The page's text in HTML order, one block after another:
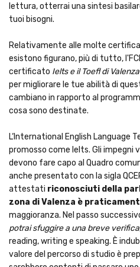
lettura, otterrai una sintesi
tuoi bisogni.
Relativamente alle molte
esistono figurano, più di tutto,
certificato Ielts e il Toefl di Valenza
per migliorare le tue abilità di
cambiano in rapporto al
cosa sono destinate.
L‘International English Language
promosso come Ielts. Gli
devono fare capo al Quadro
anche presentato con la sigla
attestati riconosciuti della
zona di Valenza è
maggioranza. Nel passo
potrai sfuggire a una breve verifica
reading, writing e speaking. È
valore del percorso di studio è